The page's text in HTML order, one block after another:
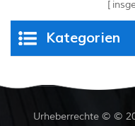
Kategorien
Urheberrechte © ©